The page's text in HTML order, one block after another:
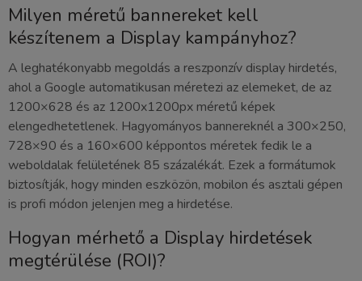
Milyen méretű bannereket kell
készítenem a Display kampányhoz?
A leghatékonyabb megoldás a reszponzív display hirdetés,
ahol a Google automatikusan méretezi az elemeket, de az
1200×628 és az 1200x1200px méretű képek
elengedhetetlenek. Hagyományos bannereknél a 300×250,
728×90 és a 160×600 képpontos méretek fedik le a
weboldalak felületének 85 százalékát. Ezek a formátumok
biztosítják, hogy minden eszközön, mobilon és asztali gépen
is profi módon jelenjen meg a hirdetése.
Hogyan mérhető a Display hirdetések
megtérülése (ROI)?